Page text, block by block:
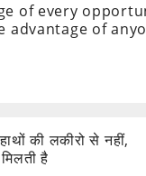
of every
advantage of
की लकीरो से नहीं,
है